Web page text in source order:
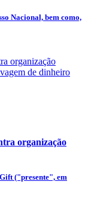
Nacional, bem como,
organização
("presente", em